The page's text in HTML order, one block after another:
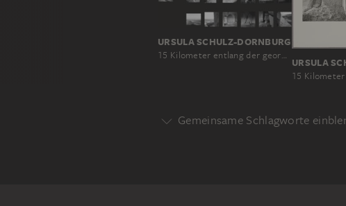
URSULA SCHULZ-DORNBURG
15 Kilometer entlang der georgisch-aserbaidschanischen Grenze
Gemeinsame Schlagworte